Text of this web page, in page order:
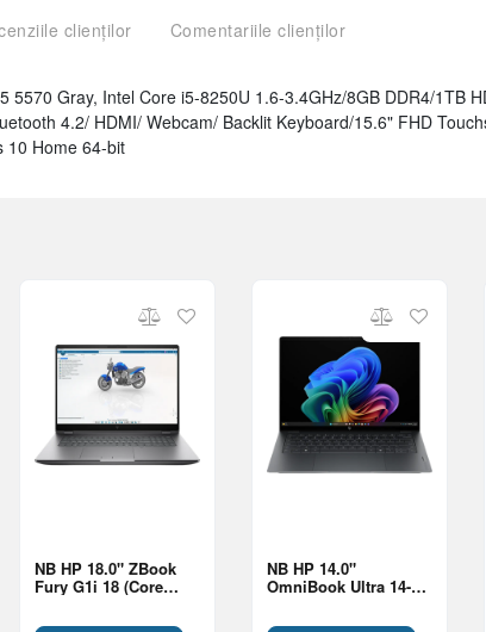
clienților Comentariile clienților
5570 Gray, Intel Core i5-8250U 1.6-3.4GHz/8GB DDR4/1TB
4.2/ HDMI/ Webcam/ Backlit Keyboard/15.6" FHD
10 Home 64-bit
NB HP 18.0" ZBook
Fury G1i 18 (Core
2Tb RTX Pro 2000
NB HP 14.0"
OmniBook Ultra 14-
Ultra 7 356H 32Gb 1Tb